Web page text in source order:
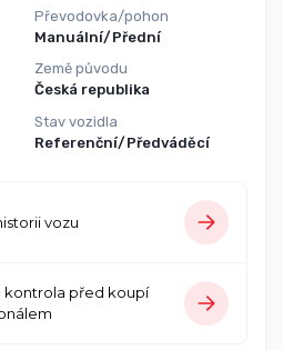
Převodovka/pohon
Manuální/Přední
Země původu
Česká republika
Stav vozidla
Referenční/Předváděcí
vozu
kontrola před koupí